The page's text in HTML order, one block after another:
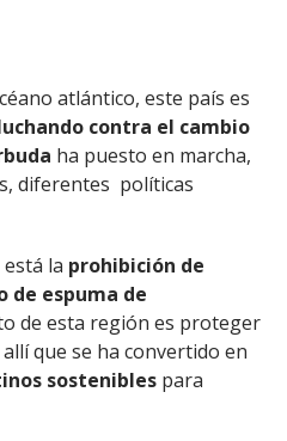
atlántico, este país es
contra el cambio
ha puesto en marcha,
diferentes políticas
la prohibición de
de espuma de
de esta región es proteger
que se ha convertido en
sostenibles para